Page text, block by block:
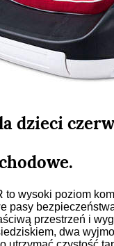
dzieci
wysoki poziom
pasy
przestrzeń i
dwa